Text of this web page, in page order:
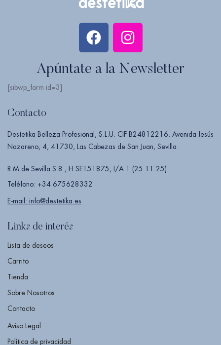
Apúntate a la Newsletter
[sibwp_form id=3]
Contacto
Destetika Belleza Profesional, S.L.U. CIF B24812216. Avenida Jesús
Nazareno, 4, 41730, Las Cabezas de San Juan, Sevilla.
R.M de Sevilla S 8 , H SE151875, I/A 1 (25.11.25).
Teléfono: +34 675628332
E-mail: info@destetika.es
Links de interés
Lista de deseos
Carrito
Tienda
Sobre Nosotros
Contacto
Aviso Legal
Política de privacidad